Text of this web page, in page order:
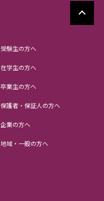
受験生の方へ
在学生の方へ
卒業生の方へ
保護者・保証人の方へ
企業の方へ
地域・一般の方へ